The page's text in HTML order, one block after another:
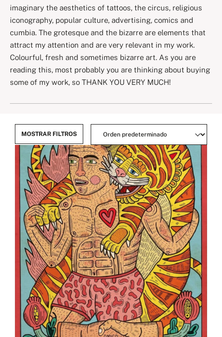
imaginary the aesthetics of tattoos, the circus, religious
iconography, popular culture, advertising, comics and
cumbia. The grotesque and the bizarre are elements that
attract my attention and are very relevant in my work.
Colourful, fresh and sometimes bizarre art. As you are
reading this, most probably you are thinking about buying
some of my work, so THANK YOU VERY MUCH!
MOSTRAR FILTROS